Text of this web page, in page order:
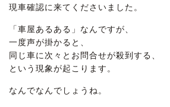
現車確認に来てくださいました。
「車屋あるある」なんですが、
一度声が掛かると、
同じ車に次々とお問合せが殺到する、
という現象が起こります。
なんでなんでしょうね。